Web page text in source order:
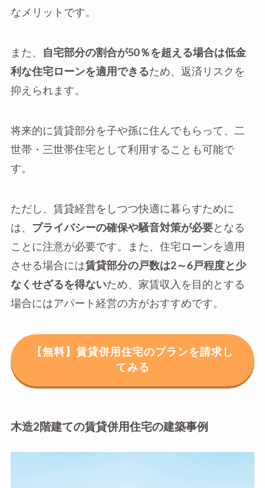
なメリットです。
また、
自宅部分の割合が50％を超える場合は低金
利な住宅ローンを適用できるため、返済リスクを
抑えられます。
将来的に賃貸部分を子や孫に住んでもらって、二
世帯・三世帯住宅として利用することも可能で
す。
ただし、賃貸経営をしつつ快適に暮らすために
は、 プライバシーの確保や騒音対策が必要となる
ことに注意が必要です。また、住宅ローンを適用
させる場合には賃貸部分の戸数は2～6戸程度と少
なくせざるを得ないため、家賃収入を目的とする
場合にはアパート経営の方がおすすめです。
【無料】賃貸併用住宅のプランを請求し
てみる
木造2階建ての賃貸併用住宅の建築事例